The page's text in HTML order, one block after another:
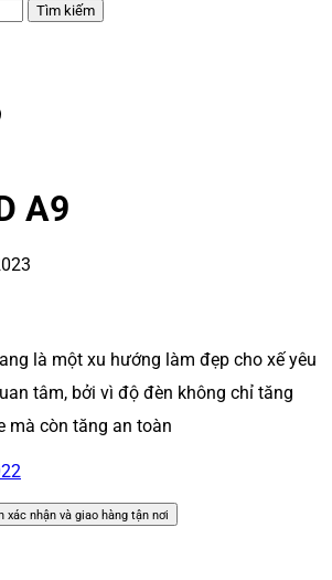
Tìm kiếm
A9
là một xu hướng làm đẹp cho xế yêu
tâm, bởi vì độ đèn không chỉ tăng
mà còn tăng an toàn
xác nhận và giao hàng tận nơi